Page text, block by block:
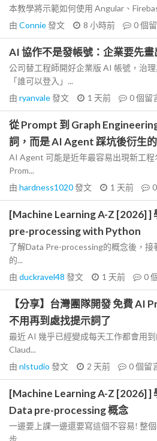
本教學將示範如何使用 Angular、
由 Connie發文 8 小時前 0個
AI 協作不是發帳號：企業要先
公司替工程師開好企業版 AI 帳號，治
「誰可以登入」...
由 ryanvale發文 1 天前 0個留
從 Prompt 到 Graph
詞，而是 AI Agent 踩坑後衍生
AI Agent 可能是近年最容易出現新工
Prom...
由 hardness1020發文 1 天前 0
[Machine Learning A-Z [2026] ]
pre-processing with Python
了解Data Pre-processing的概念後，接
的...
由 duckravel48 發文 1 天前 0
【分享】台灣團隊開發 免費 AI
不用再到處找提示詞了
最近 AI 幾乎已經變成每天工作都會用
Claud...
由 nlstudio 發文 2 天前 0個留
[Machine Learning A-Z [2026] ]
Data pre-processing 概念
一邊要上課一邊還要寫這個不容易! 整
步...